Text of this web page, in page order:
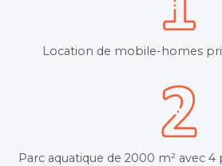
Location de mobile-homes
Parc aquatique de 2000 m² avec